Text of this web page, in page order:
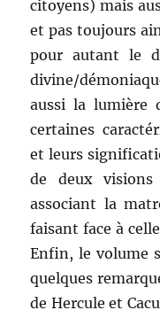
citoyens) mais
et pas toujours
pour autant le
divine/
aussi la lumière
certaines
et leurs
de deux
associant la
faisant face à
Enfin, le volume
quelques
de Hercule et